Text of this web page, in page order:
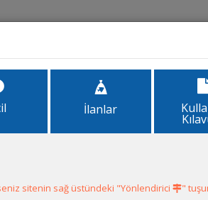
İlanlar
sitenin sağ üstündeki "Yönlendirici
"